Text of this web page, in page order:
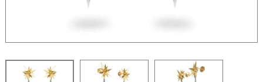
Collier "Oméga"